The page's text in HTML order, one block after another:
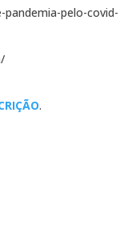
pelo-covid-
.